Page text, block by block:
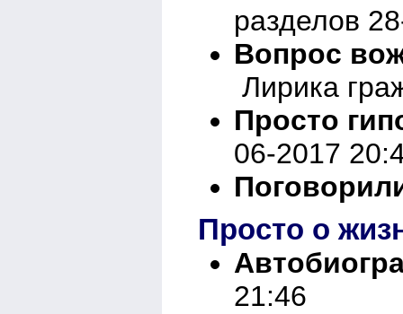
разделов
Вопрос
Лирика
Просто
06-2017
Просто о
21:46